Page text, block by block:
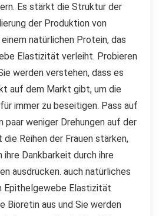
Es stärkt die Struktur der
der Produktion von
natürlichen Protein, das
Elastizität verleiht. Probieren
werden verstehen, dass es
auf dem Markt gibt, um die
immer zu beseitigen. Pass auf
paar weniger Drehungen auf der
die Reihen der Frauen stärken,
Dankbarkeit durch ihre
ausdrücken. auch natürliches
Epithelgewebe Elastizität
Bioretin aus und Sie werden